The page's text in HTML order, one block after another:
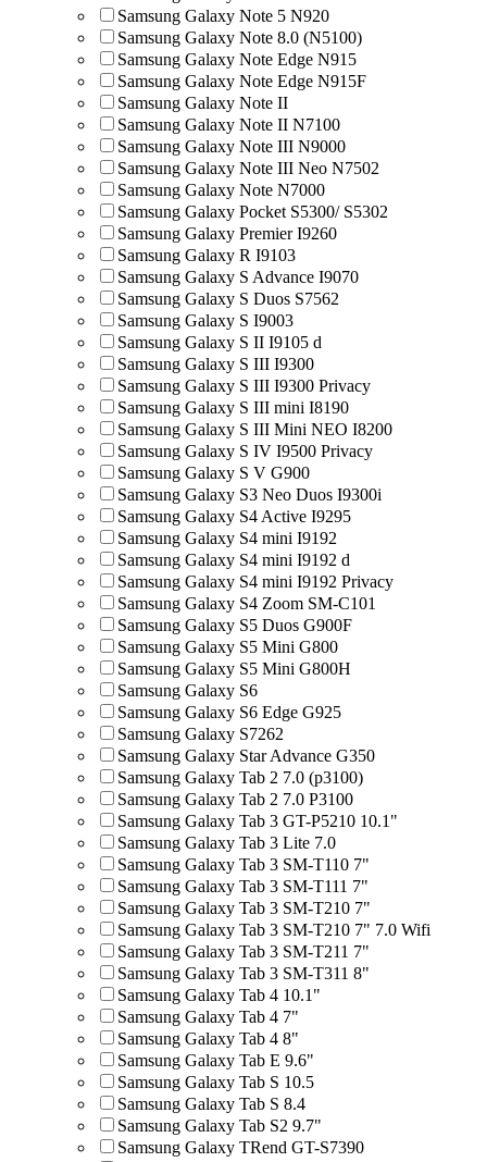
Samsung Galaxy Note 5 N920
Samsung Galaxy Note 8.0 (N5100)
Samsung Galaxy Note Edge N915
Samsung Galaxy Note Edge N915F
Samsung Galaxy Note II
Samsung Galaxy Note II N7100
Samsung Galaxy Note III N9000
Samsung Galaxy Note III Neo N7502
Samsung Galaxy Note N7000
Samsung Galaxy Pocket S5300/ S5302
Samsung Galaxy Premier I9260
Samsung Galaxy R I9103
Samsung Galaxy S Advance I9070
Samsung Galaxy S Duos S7562
Samsung Galaxy S I9003
Samsung Galaxy S II I9105 d
Samsung Galaxy S III I9300
Samsung Galaxy S III I9300 Privacy
Samsung Galaxy S III mini I8190
Samsung Galaxy S III Mini NEO I8200
Samsung Galaxy S IV I9500 Privacy
Samsung Galaxy S V G900
Samsung Galaxy S3 Neo Duos I9300i
Samsung Galaxy S4 Active I9295
Samsung Galaxy S4 mini I9192
Samsung Galaxy S4 mini I9192 d
Samsung Galaxy S4 mini I9192 Privacy
Samsung Galaxy S4 Zoom SM-C101
Samsung Galaxy S5 Duos G900F
Samsung Galaxy S5 Mini G800
Samsung Galaxy S5 Mini G800H
Samsung Galaxy S6
Samsung Galaxy S6 Edge G925
Samsung Galaxy S7262
Samsung Galaxy Star Advance G350
Samsung Galaxy Tab 2 7.0 (p3100)
Samsung Galaxy Tab 2 7.0 P3100
Samsung Galaxy Tab 3 GT-P5210 10.1"
Samsung Galaxy Tab 3 Lite 7.0
Samsung Galaxy Tab 3 SM-T110 7"
Samsung Galaxy Tab 3 SM-T111 7"
Samsung Galaxy Tab 3 SM-T210 7"
Samsung Galaxy Tab 3 SM-T210 7" 7.0 Wifi
Samsung Galaxy Tab 3 SM-T211 7"
Samsung Galaxy Tab 3 SM-T311 8"
Samsung Galaxy Tab 4 10.1"
Samsung Galaxy Tab 4 7"
Samsung Galaxy Tab 4 8"
Samsung Galaxy Tab E 9.6"
Samsung Galaxy Tab S 10.5
Samsung Galaxy Tab S 8.4
Samsung Galaxy Tab S2 9.7"
Samsung Galaxy TRend GT-S7390